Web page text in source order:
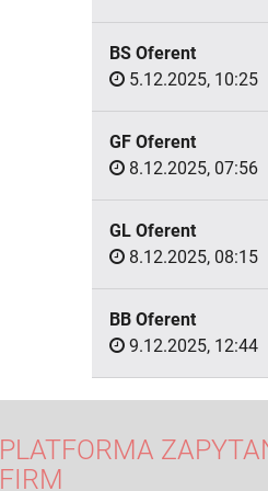
BS Oferent
5.12.2025, 10:25
GF Oferent
8.12.2025, 07:56
GL Oferent
8.12.2025, 08:15
BB Oferent
9.12.2025, 12:44
PLATFORMA
FIRM